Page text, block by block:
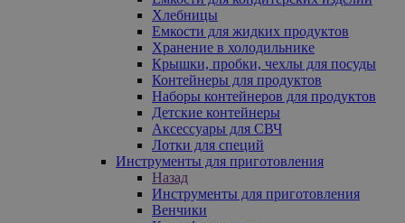
Хлебницы
Емкости для жидких продуктов
Хранение в холодильнике
Крышки, пробки, чехлы для посуды
Контейнеры для продуктов
Наборы контейнеров для продуктов
Детские контейнеры
Аксессуары для СВЧ
Лотки для специй
Инструменты для приготовления
Назад
Инструменты для приготовления
Венчики